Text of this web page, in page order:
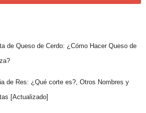
de Queso de Cerdo: ¿Cómo Hacer Queso de
de Res: ¿Qué corte es?, Otros Nombres y
[Actualizado]